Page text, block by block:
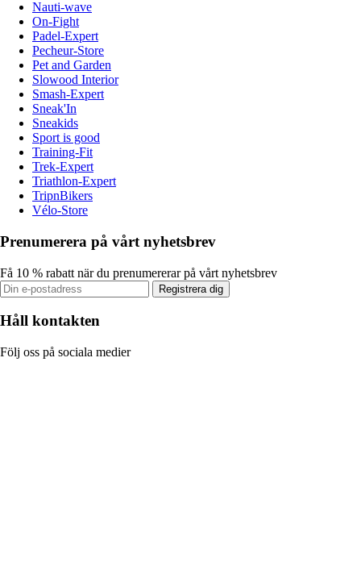
Nauti-wave
On-Fight
Padel-Expert
Pecheur-Store
Pet and Garden
Slowood Interior
Smash-Expert
Sneak'In
Sneakids
Sport is good
Training-Fit
Trek-Expert
Triathlon-Expert
TripnBikers
Vélo-Store
Prenumerera på vårt nyhetsbrev
Få 10 % rabatt när du prenumererar på vårt nyhetsbrev
Registrera dig
Håll kontakten
Följ oss på sociala medier